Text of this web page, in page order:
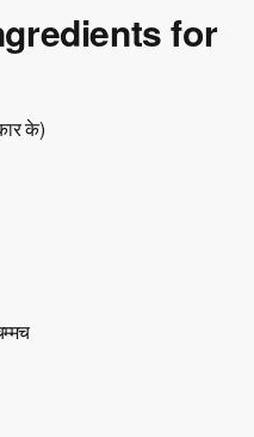
for
के)